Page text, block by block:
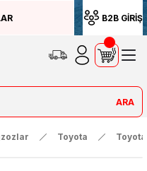
B2B GİRİŞ
ARA
Toyota